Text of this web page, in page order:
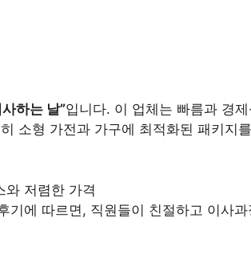
사하는 날”입니다. 이 업체는 빠름과 경
소형 가전과 가구에 최적화된 패키지
와 저렴한 가격
기에 따르면, 직원들이 친절하고 이사